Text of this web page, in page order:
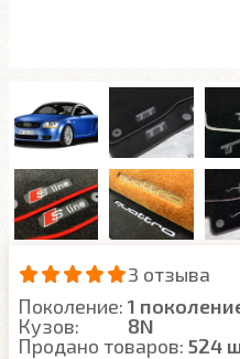
3 отзыва
Поколение: 1
Кузов:
8N
Продано товаров: 524